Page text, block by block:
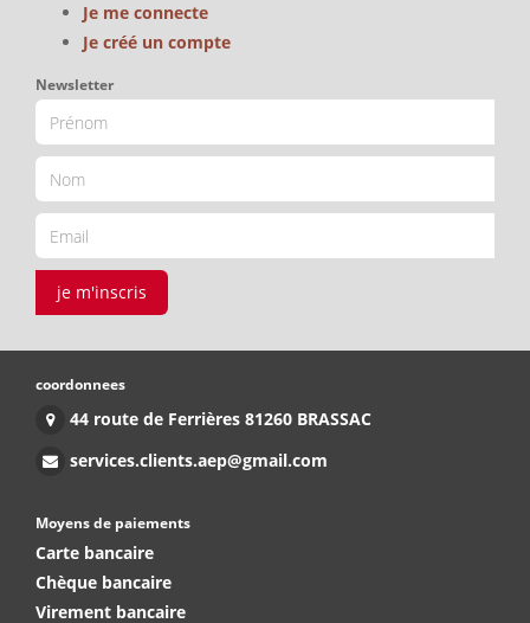
Je me connecte
Je créé un compte
Newsletter
je m'inscris
coordonnees
44 route de Ferrières 81260 BRASSAC
services.clients.aep@gmail.com
Moyens de paiements
Carte bancaire
Chèque bancaire
Virement bancaire